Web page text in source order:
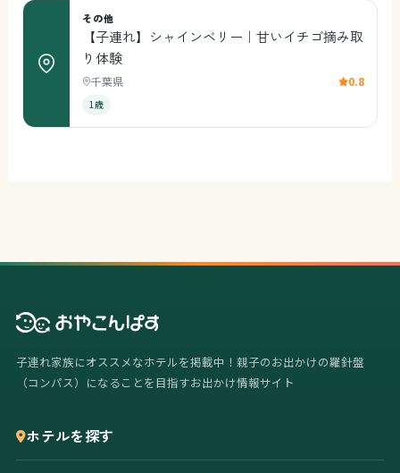
その他
【子連れ】シャインベリー｜甘いイチゴ摘み取
り体験
千葉県 0.8
1歳
子連れ家族にオススメなホテルを掲載中！親子のお出かけの羅針盤
（コンパス）になることを目指すお出かけ情報サイト
ホテルを探す